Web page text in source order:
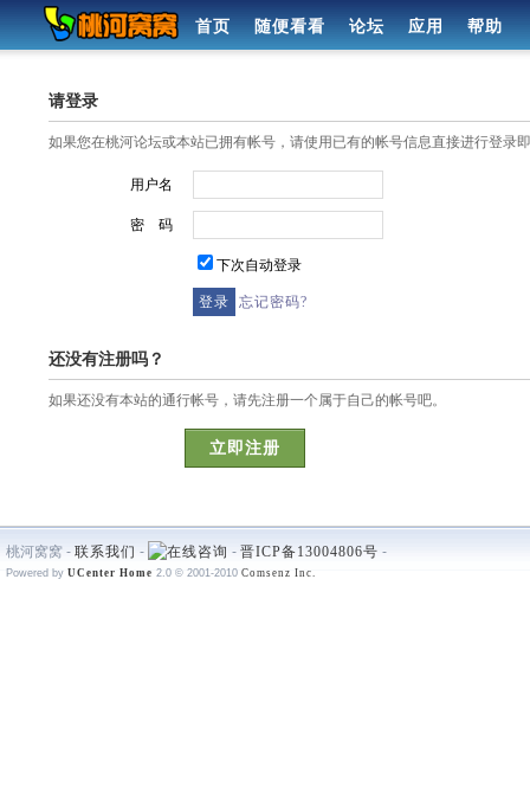
首页 随便看看 论坛 应用 帮助
请登录
如果您在桃河论坛或本站已拥有帐号，请使用已有的帐号信息直接进行登录
用户名
密 码
下次自动登录
忘记密码?
还没有注册吗？
如果还没有本站的通行帐号，请先注册一个属于自己的帐号吧。
立即注册
桃河窝窝 - 联系我们 - - 晋ICP备13004806号 -
Powered by UCenter Home 2.0 © 2001-2010 Comsenz Inc.